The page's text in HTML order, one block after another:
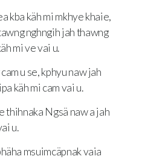
kba käh mi mkhye khaie,
nghngih jah thawng
mi ve vai u.
u se, kphyu naw jah
käh mi cam vai u.
thihnaka Ngsä naw a jah
u.
msuimcäpnak vaia